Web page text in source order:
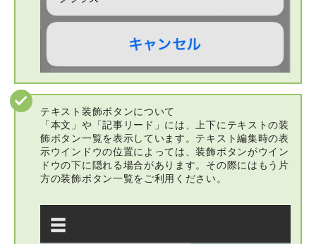
テキスト装飾ボタンについて
「本文」や「記事リード」には、上下にテキストの装
飾ボタン一覧を表示しています。テキスト編集時の表
示ウインドウの位置によっては、装飾ボタンがウイン
ドウの下に隠れる場合があります。その際にはもう片
方の装飾ボタン一覧をご利用ください。